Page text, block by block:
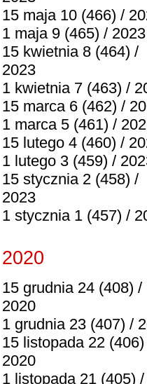
15 maja 10 (466) /
1 maja 9 (465) / 2023
15 kwietnia 8 (464) /
2023
1 kwietnia 7 (463) /
15 marca 6 (462) /
1 marca 5 (461) /
15 lutego 4 (460) /
1 lutego 3 (459) /
15 stycznia 2 (458) /
2023
1 stycznia 1 (457) /
2020
15 grudnia 24 (408) /
2020
1 grudnia 23 (407) /
15 listopada 22
2020
1 listopada 21 (405) /